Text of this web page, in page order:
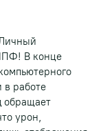
В конце
в работе
обращает
урон,